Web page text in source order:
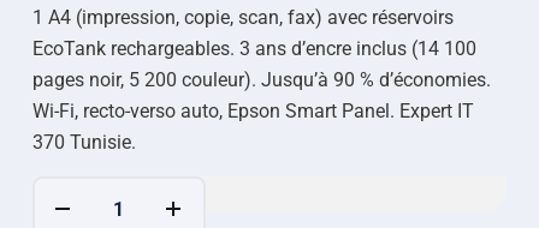
1 A4 (impression, copie, scan, fax) avec réservoirs
EcoTank rechargeables. 3 ans d’encre inclus (14 100
pages noir, 5 200 couleur). Jusqu’à 90 % d’économies.
Wi-Fi, recto-verso auto, Epson Smart Panel. Expert IT
370 Tunisie.